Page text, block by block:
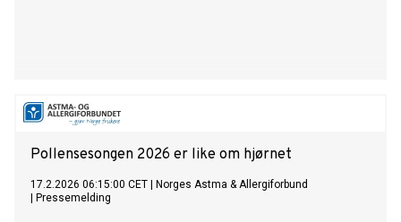
Pollensesongen 2026 er like om hjørnet
17.2.2026 06:15:00 CET
Norges Astma & Allergiforbund
Pressemelding